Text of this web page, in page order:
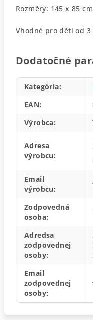
Rozměry: 145 x 85 cm
Vhodné pro děti od 3
Dodatočné
Kategória:
EAN:
Výrobca:
Adresa
výrobcu:
Email
výrobcu:
Zodpovedná
osoba:
Adredsa
zodpovednej
osoby:
Email
zodpovednej
osoby: